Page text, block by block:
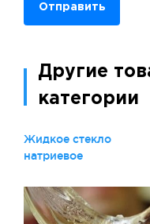
Отправить
Другие
категории
Жидкое стекло
натриевое